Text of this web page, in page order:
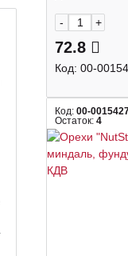
- +
72.8
Код: 00-
Код: 00-
Остаток: 4